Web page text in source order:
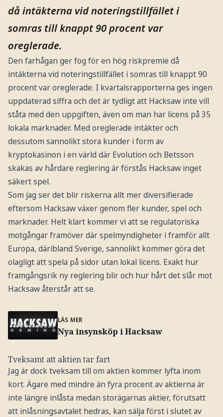
då intäkterna vid noteringstillfället i
somras till knappt 90 procent var
oreglerade.
Den farhågan ger fog för en hög riskpremie då
intäkterna vid noteringstillfället i somras till knappt 90
procent var oreglerade. I kvartalsrapporterna ges ingen
uppdaterad siffra och det är tydligt att Hacksaw inte vill
ståta med den uppgiften, även om man har licens på 35
lokala marknader. Med oreglerade intäkter och
dessutom sannolikt stora kunder i form av
kryptokasinon i en värld där Evolution och Betsson
skakas av hårdare reglering är förstås Hacksaw inget
säkert spel.
Som jag ser det blir riskerna allt mer diversifierade
eftersom Hacksaw växer genom fler kunder, spel och
marknader. Helt klart kommer vi att se regulatoriska
motgångar framöver där spelmyndigheter i framför allt
Europa, däribland Sverige, sannolikt kommer göra det
olagligt att spela på sidor utan lokal licens. Exakt hur
framgångsrik ny reglering blir och hur hårt det slår mot
Hacksaw återstår att se.
LÄS MER
Nya insynsköp i Hacksaw
Tveksamt att aktien tar fart
Jag är dock tveksam till om aktien kommer lyfta inom
kort. Ägare med mindre än fyra procent av aktierna är
inte längre inlåsta medan storägarnas aktier, förutsatt
att inlåsningsavtalet hedras, kan sälja först i slutet av